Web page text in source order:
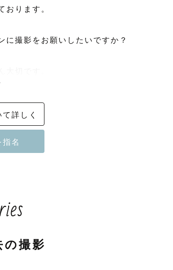
おります。
に撮影をお願いしたいですか？
している時間も大切な思い出に
りの想いやこだわりを大切にし
くっていきたいと思っていま
に引き出せるよう、心を込めて
詳しく
の撮影